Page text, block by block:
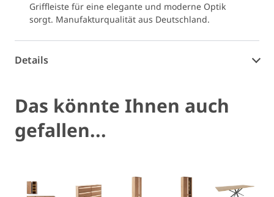
Griffleiste für eine elegante und moderne Optik
sorgt. Manufakturqualität aus Deutschland.
Details
Das könnte Ihnen auch
gefallen...